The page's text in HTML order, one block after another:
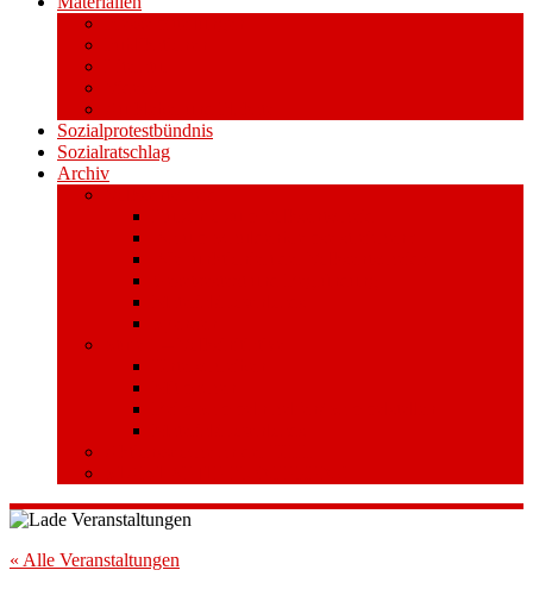
Sozialprotestbündnis
Sozialratschlag
Archiv
« Alle Veranstaltungen